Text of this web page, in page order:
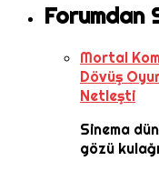
Forumdan
Mortal
Dövüş
Netleşti
Sinema
gözü